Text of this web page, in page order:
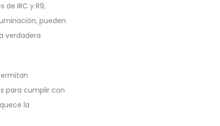
IRC y R9,
pueden
verdadera
para cumplir con
la